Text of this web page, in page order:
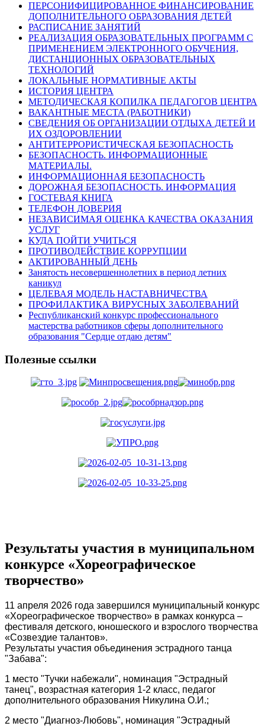
ПЕРСОНИФИЦИРОВАННОЕ ФИНАНСИРОВАНИЕ
ДОПОЛНИТЕЛЬНОГО ОБРАЗОВАНИЯ ДЕТЕЙ
РАСПИСАНИЕ ЗАНЯТИЙ
РЕАЛИЗАЦИЯ ОБРАЗОВАТЕЛЬНЫХ ПРОГРАММ С
ПРИМЕНЕНИЕМ ЭЛЕКТРОННОГО ОБУЧЕНИЯ,
ДИСТАНЦИОННЫХ ОБРАЗОВАТЕЛЬНЫХ
ТЕХНОЛОГИЙ
ЛОКАЛЬНЫЕ НОРМАТИВНЫЕ АКТЫ
ИСТОРИЯ ЦЕНТРА
МЕТОДИЧЕСКАЯ КОПИЛКА ПЕДАГОГОВ ЦЕНТРА
ВАКАНТНЫЕ МЕСТА (РАБОТНИКИ)
СВЕДЕНИЯ ОБ ОРГАНИЗАЦИИ ОТДЫХА ДЕТЕЙ И
ИХ ОЗДОРОВЛЕНИИ
АНТИТЕРРОРИСТИЧЕСКАЯ БЕЗОПАСНОСТЬ
БЕЗОПАСНОСТЬ. ИНФОРМАЦИОННЫЕ
МАТЕРИАЛЫ.
ИНФОРМАЦИОННАЯ БЕЗОПАСНОСТЬ
ДОРОЖНАЯ БЕЗОПАСНОСТЬ. ИНФОРМАЦИЯ
ГОСТЕВАЯ КНИГА
ТЕЛЕФОН ДОВЕРИЯ
НЕЗАВИСИМАЯ ОЦЕНКА КАЧЕСТВА ОКАЗАНИЯ
УСЛУГ
КУДА ПОЙТИ УЧИТЬСЯ
ПРОТИВОДЕЙСТВИЕ КОРРУПЦИИ
АКТИРОВАННЫЙ ДЕНЬ
Занятость несовершеннолетних в период летних
каникул
ЦЕЛЕВАЯ МОДЕЛЬ НАСТАВНИЧЕСТВА
ПРОФИЛАКТИКА ВИРУСНЫХ ЗАБОЛЕВАНИЙ
Республиканский конкурс профессионального
мастерства работников сферы дополнительного
образования "Сердце отдаю детям"
Полезные ссылки
Результаты участия в муниципальном
конкурсе «Хореографическое
творчество»
11 апреля 2026 года завершился муниципальный конкурс
«Хореографическое творчество» в рамках конкурса –
фестиваля детского, юношеского и взрослого творчества
«Созвездие талантов».
Результаты участия объединения эстрадного танца
"Забава":
1 место "Тучки набежали", номинация "Эстрадный
танец", возрастная категория 1-2 класс, педагог
дополнительного образования Никулина О.И.;
2 место "Диагноз-Любовь", номинация "Эстрадный